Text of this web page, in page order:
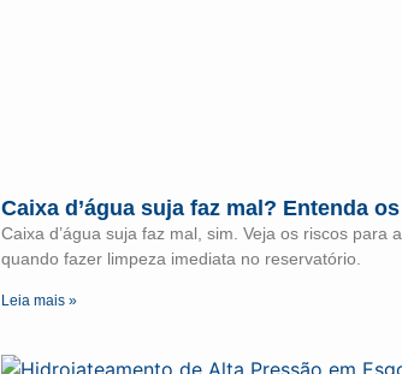
Caixa d’água suja faz mal? Entenda
Caixa d’água suja faz mal, sim. Veja os riscos para
quando fazer limpeza imediata no reservatório.
Leia mais »